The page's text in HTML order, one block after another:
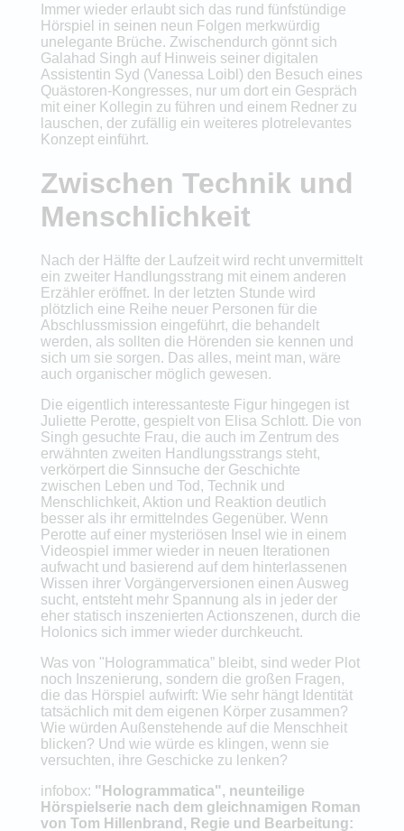
Immer wieder erlaubt sich das rund fünfstündige
Hörspiel in seinen neun Folgen merkwürdig
unelegante Brüche. Zwischendurch gönnt sich
Galahad Singh auf Hinweis seiner digitalen
Assistentin Syd (Vanessa Loibl) den Besuch eines
Quästoren-Kongresses, nur um dort ein Gespräch
mit einer Kollegin zu führen und einem Redner zu
lauschen, der zufällig ein weiteres plotrelevantes
Konzept einführt.
Zwischen Technik und
Menschlichkeit
Nach der Hälfte der Laufzeit wird recht unvermittelt
ein zweiter Handlungsstrang mit einem anderen
Erzähler eröffnet. In der letzten Stunde wird
plötzlich eine Reihe neuer Personen für die
Abschlussmission eingeführt, die behandelt
werden, als sollten die Hörenden sie kennen und
sich um sie sorgen. Das alles, meint man, wäre
auch organischer möglich gewesen.
Die eigentlich interessanteste Figur hingegen ist
Juliette Perotte, gespielt von Elisa Schlott. Die von
Singh gesuchte Frau, die auch im Zentrum des
erwähnten zweiten Handlungsstrangs steht,
verkörpert die Sinnsuche der Geschichte
zwischen Leben und Tod, Technik und
Menschlichkeit, Aktion und Reaktion deutlich
besser als ihr ermittelndes Gegenüber. Wenn
Perotte auf einer mysteriösen Insel wie in einem
Videospiel immer wieder in neuen Iterationen
aufwacht und basierend auf dem hinterlassenen
Wissen ihrer Vorgängerversionen einen Ausweg
sucht, entsteht mehr Spannung als in jeder der
eher statisch inszenierten Actionszenen, durch die
Holonics sich immer wieder durchkeucht.
Was von "Hologrammatica” bleibt, sind weder Plot
noch Inszenierung, sondern die großen Fragen,
die das Hörspiel aufwirft: Wie sehr hängt Identität
tatsächlich mit dem eigenen Körper zusammen?
Wie würden Außenstehende auf die Menschheit
blicken? Und wie würde es klingen, wenn sie
versuchten, ihre Geschicke zu lenken?
infobox: "Hologrammatica", neunteilige
Hörspielserie nach dem gleichnamigen Roman
von Tom Hillenbrand, Regie und Bearbeitung: